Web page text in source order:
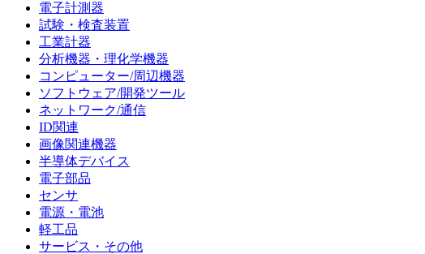
電子計測器
試験・検査装置
工業計器
分析機器・理化学機器
コンピューター/周辺機器
ソフトウェア/開発ツール
ネットワーク/通信
ID関連
画像関連機器
半導体デバイス
電子部品
センサ
電源・電池
軽工品
サービス・その他